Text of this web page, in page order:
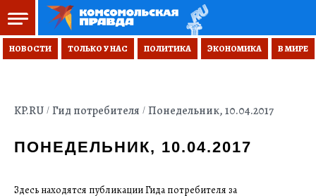
НОВОСТИ ТОЛЬКО У НАС ПОЛИТИКА ЭКОНОМИКА В МИРЕ
ПОНЕДЕЛЬНИК, 10.04.2017
KP.RU Гид потребителя Понедельник, 10.04.2017
Здесь находятся публикации Гида потребителя за